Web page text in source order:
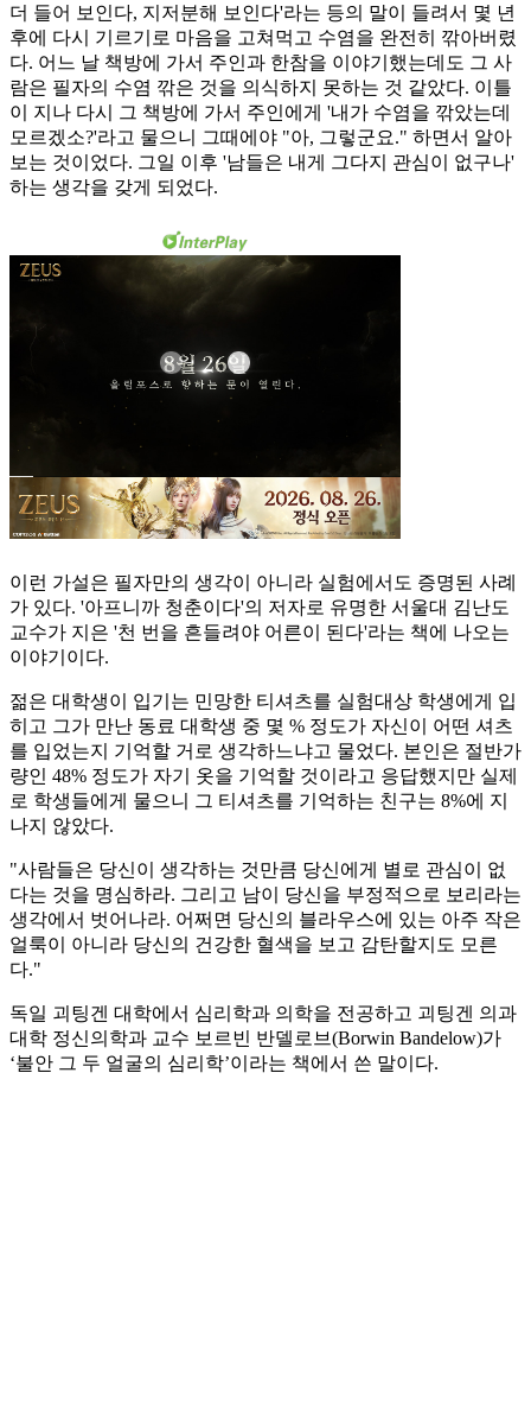
더 들어 보인다, 지저분해 보인다'라는 등의 말이 들려서 몇 년
후에 다시 기르기로 마음을 고쳐먹고 수염을 완전히 깎아버렸
다. 어느 날 책방에 가서 주인과 한참을 이야기했는데도 그 사
람은 필자의 수염 깎은 것을 의식하지 못하는 것 같았다. 이틀
이 지나 다시 그 책방에 가서 주인에게 '내가 수염을 깎았는데
모르겠소?'라고 물으니 그때에야 "아, 그렇군요." 하면서 알아
보는 것이었다. 그일 이후 '남들은 내게 그다지 관심이 없구나'
하는 생각을 갖게 되었다.
이런 가설은 필자만의 생각이 아니라 실험에서도 증명된 사례
가 있다. '아프니까 청춘이다'의 저자로 유명한 서울대 김난도
교수가 지은 '천 번을 흔들려야 어른이 된다'라는 책에 나오는
이야기이다.
젊은 대학생이 입기는 민망한 티셔츠를 실험대상 학생에게 입
히고 그가 만난 동료 대학생 중 몇 % 정도가 자신이 어떤 셔츠
를 입었는지 기억할 거로 생각하느냐고 물었다. 본인은 절반가
량인 48% 정도가 자기 옷을 기억할 것이라고 응답했지만 실제
로 학생들에게 물으니 그 티셔츠를 기억하는 친구는 8%에 지
나지 않았다.
"사람들은 당신이 생각하는 것만큼 당신에게 별로 관심이 없
다는 것을 명심하라. 그리고 남이 당신을 부정적으로 보리라는
생각에서 벗어나라. 어쩌면 당신의 블라우스에 있는 아주 작은
얼룩이 아니라 당신의 건강한 혈색을 보고 감탄할지도 모른
다."
독일 괴팅겐 대학에서 심리학과 의학을 전공하고 괴팅겐 의과
대학 정신의학과 교수 보르빈 반델로브(Borwin Bandelow)가
‘불안 그 두 얼굴의 심리학’이라는 책에서 쓴 말이다.